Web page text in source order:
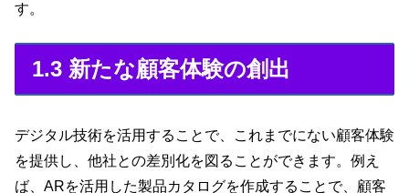
す。
1.3 新たな顧客体験の創出
デジタル技術を活用することで、これまでにない顧客体験
を提供し、他社との差別化を図ることができます。例え
ば、ARを活用した製品カタログを作成することで、顧客